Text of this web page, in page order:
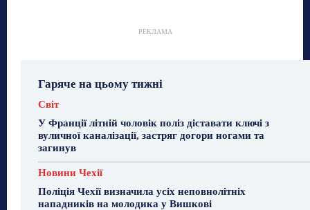
РЕКЛАМА
Гаряче на цьому тижні
Світ
У Франції літній чоловік поліз діставати ключі з
вуличної каналізації, застряг догори ногами та
загинув
Новини Чехії
Поліція Чехії визначила усіх неповнолітніх
нападників на молодика у Вишкові